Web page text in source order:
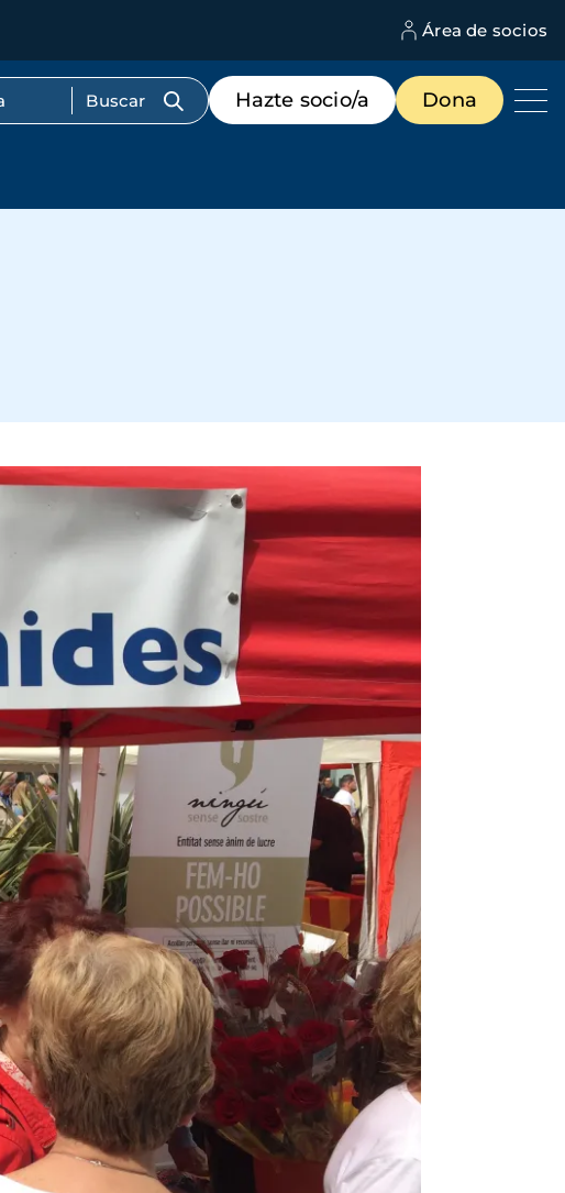
Área de socios
Menú
de
destacados
Hazte socio/a Dona